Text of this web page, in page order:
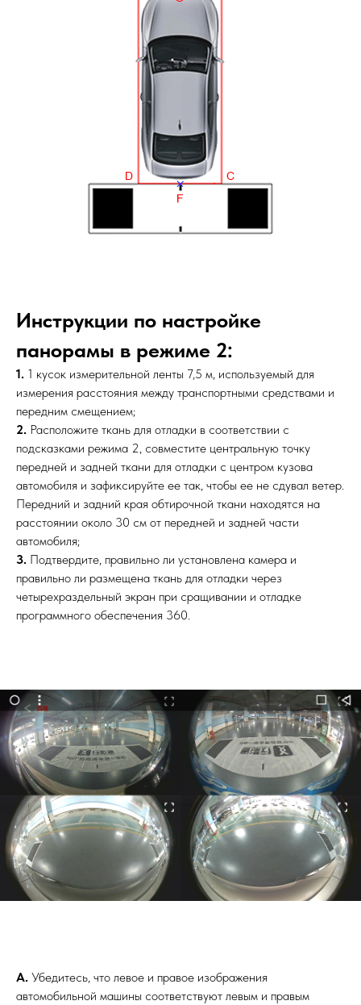
Инструкции по настройке
панорамы в режиме 2:
1. 1 кусок измерительной ленты 7,5 м, используемый для
измерения расстояния между транспортными средствами и
передним смещением;
2. Расположите ткань для отладки в соответствии с
подсказками режима 2, совместите центральную точку
передней и задней ткани для отладки с центром кузова
автомобиля и зафиксируйте ее так, чтобы ее не сдувал ветер.
Передний и задний края обтирочной ткани находятся на
расстоянии около 30 см от передней и задней части
автомобиля;
3. Подтвердите, правильно ли установлена ​​камера и
правильно ли размещена ткань для отладки через
четырехраздельный экран при сращивании и отладке
программного обеспечения 360.
A. Убедитесь, что левое и правое изображения
автомобильной машины соответствуют левым и правым